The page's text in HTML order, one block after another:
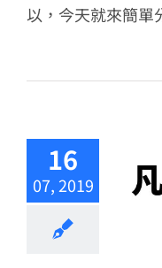
以，今天就來簡單
16
07, 2019